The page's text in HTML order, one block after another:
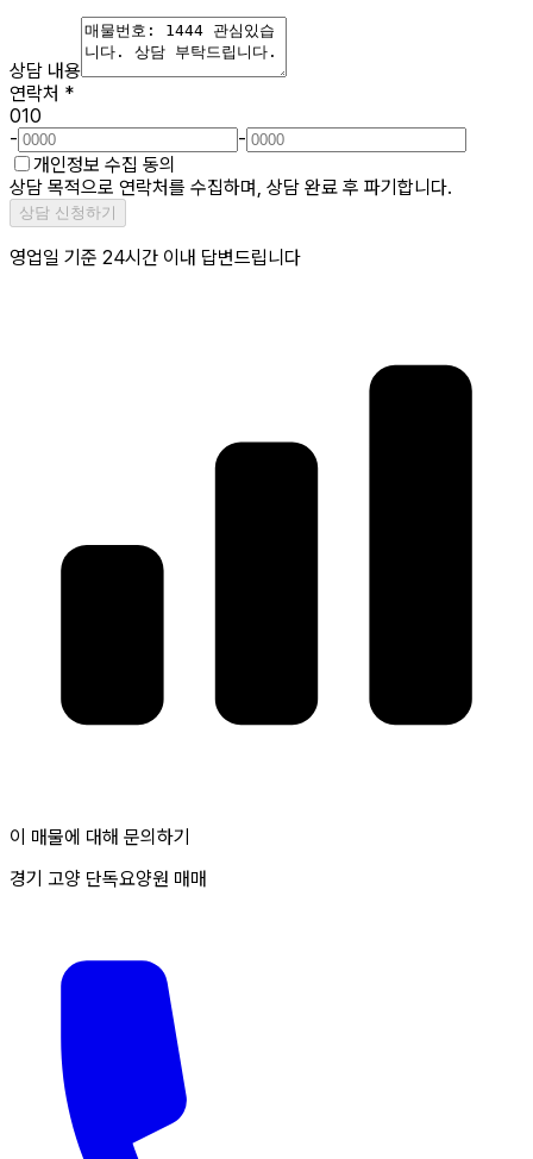
상담 내용
연락처 *
010
-
-
개인정보 수집 동의
상담 목적으로 연락처를 수집하며, 상담 완료 후 파기합니다.
상담 신청하기
영업일 기준 24시간 이내 답변드립니다
이 매물에 대해 문의하기
경기 고양 단독요양원 매매